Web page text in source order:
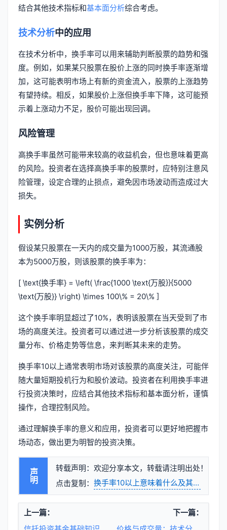
结合其他技术指标和基本面分析综合考虑。
技术分析中的应用
在技术分析中，换手率可以用来辅助判断股票的趋势和强
度。例如，如果某只股票在股价上涨的同时换手率逐渐增
加，这可能表明市场上有新的资金流入，股票的上涨趋势
有望持续。相反，如果股价上涨但换手率下降，这可能预
示着上涨动力不足，股价可能出现回调。
风险管理
高换手率虽然可能带来较高的收益机会，但也意味着更高
的风险。投资者在选择高换手率的股票时，应特别注意风
险管理，设定合理的止损点，避免因市场波动而造成过大
损失。
实例分析
假设某只股票在一天内的成交量为1000万股，其流通股
本为5000万股，则该股票的换手率为：
[ \text{换手率} = \left( \frac{1000 \text{万股}}{5000
\text{万股}} \right) \times 100\% = 20\% ]
这个换手率明显超过了10%，表明该股票在当天受到了市
场的高度关注。投资者可以通过进一步分析该股票的成交
量分布、价格走势等信息，来判断其未来的走势。
换手率10以上通常表明市场对该股票的高度关注，可能伴
随大量短期投机行为和股价波动。投资者在利用换手率进
行投资决策时，应结合其他技术指标和基本面分析，谨慎
操作，合理控制风险。
通过理解换手率的意义和应用，投资者可以更好地把握市
场动态，做出更为明智的投资决策。
声明
转载声明：欢迎分享本文，转载请注明出处！
点击复制： 换手率10以上意味着什么及其市场意义
上一篇：
下一篇：